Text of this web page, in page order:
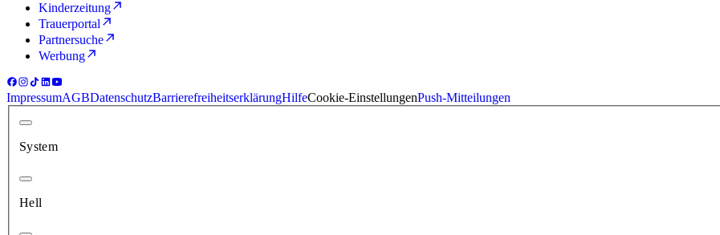
Kinderzeitung
Trauerportal
Partnersuche
Werbung
ImpressumAGBDatenschutzBarrierefreiheitserklärungHilfeCookie-EinstellungenPush-Mitteilungen
System
Hell